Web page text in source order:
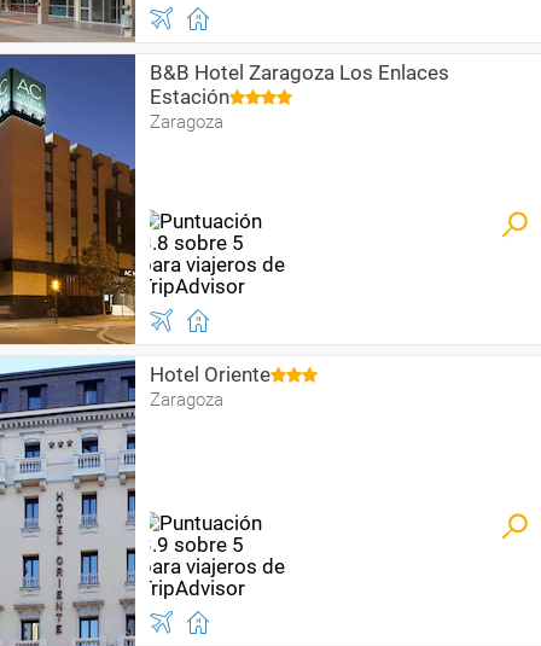
B&B Hotel Zaragoza Los Enlaces
Estación
Zaragoza
Hotel Oriente
Zaragoza